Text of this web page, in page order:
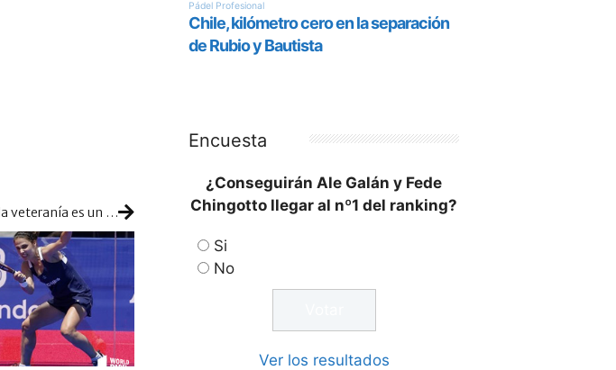
Eli Amatriain y ‘La Portu’: cuando la veteranía es un grado
Encuesta
¿Conseguirán Ale Galán y Fede
Chingotto llegar al nº1 del ranking?
Si
No
Ver los resultados